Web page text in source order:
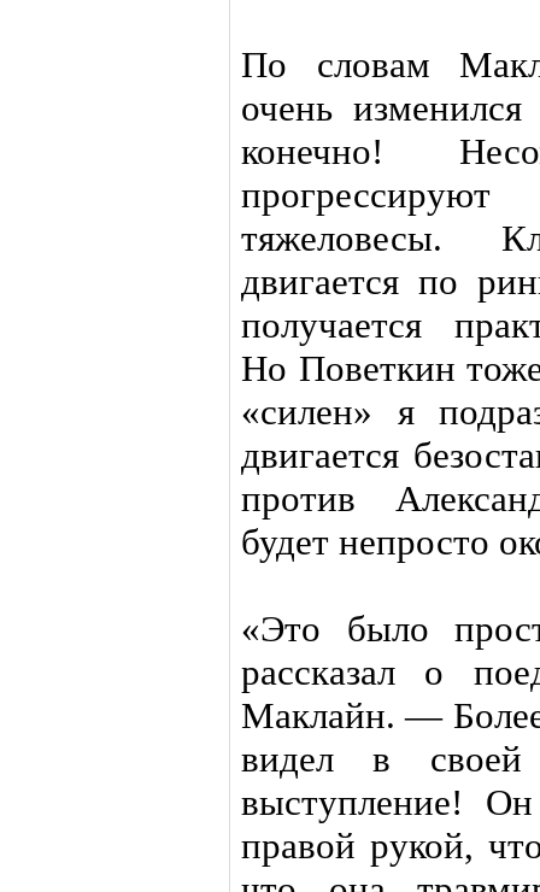
По словам
очень
конечно!
тяжеловесы.
двигается по
получается
Но Поветкин
«силен» я
двигается
против
будет непросто
«Это было
рассказал о
Маклайн. — Более
видел в
выступление!
правой рукой,